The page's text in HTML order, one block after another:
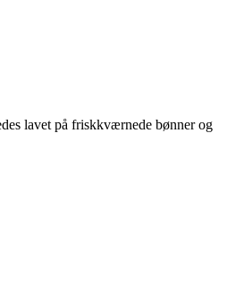
lavet på friskkværnede bønner og